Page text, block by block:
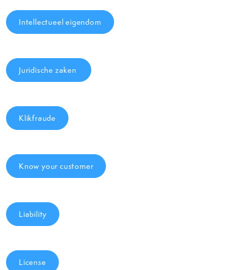
Intellectueel eigendom
Juridische zaken
Klikfraude
Know your customer
Liability
License